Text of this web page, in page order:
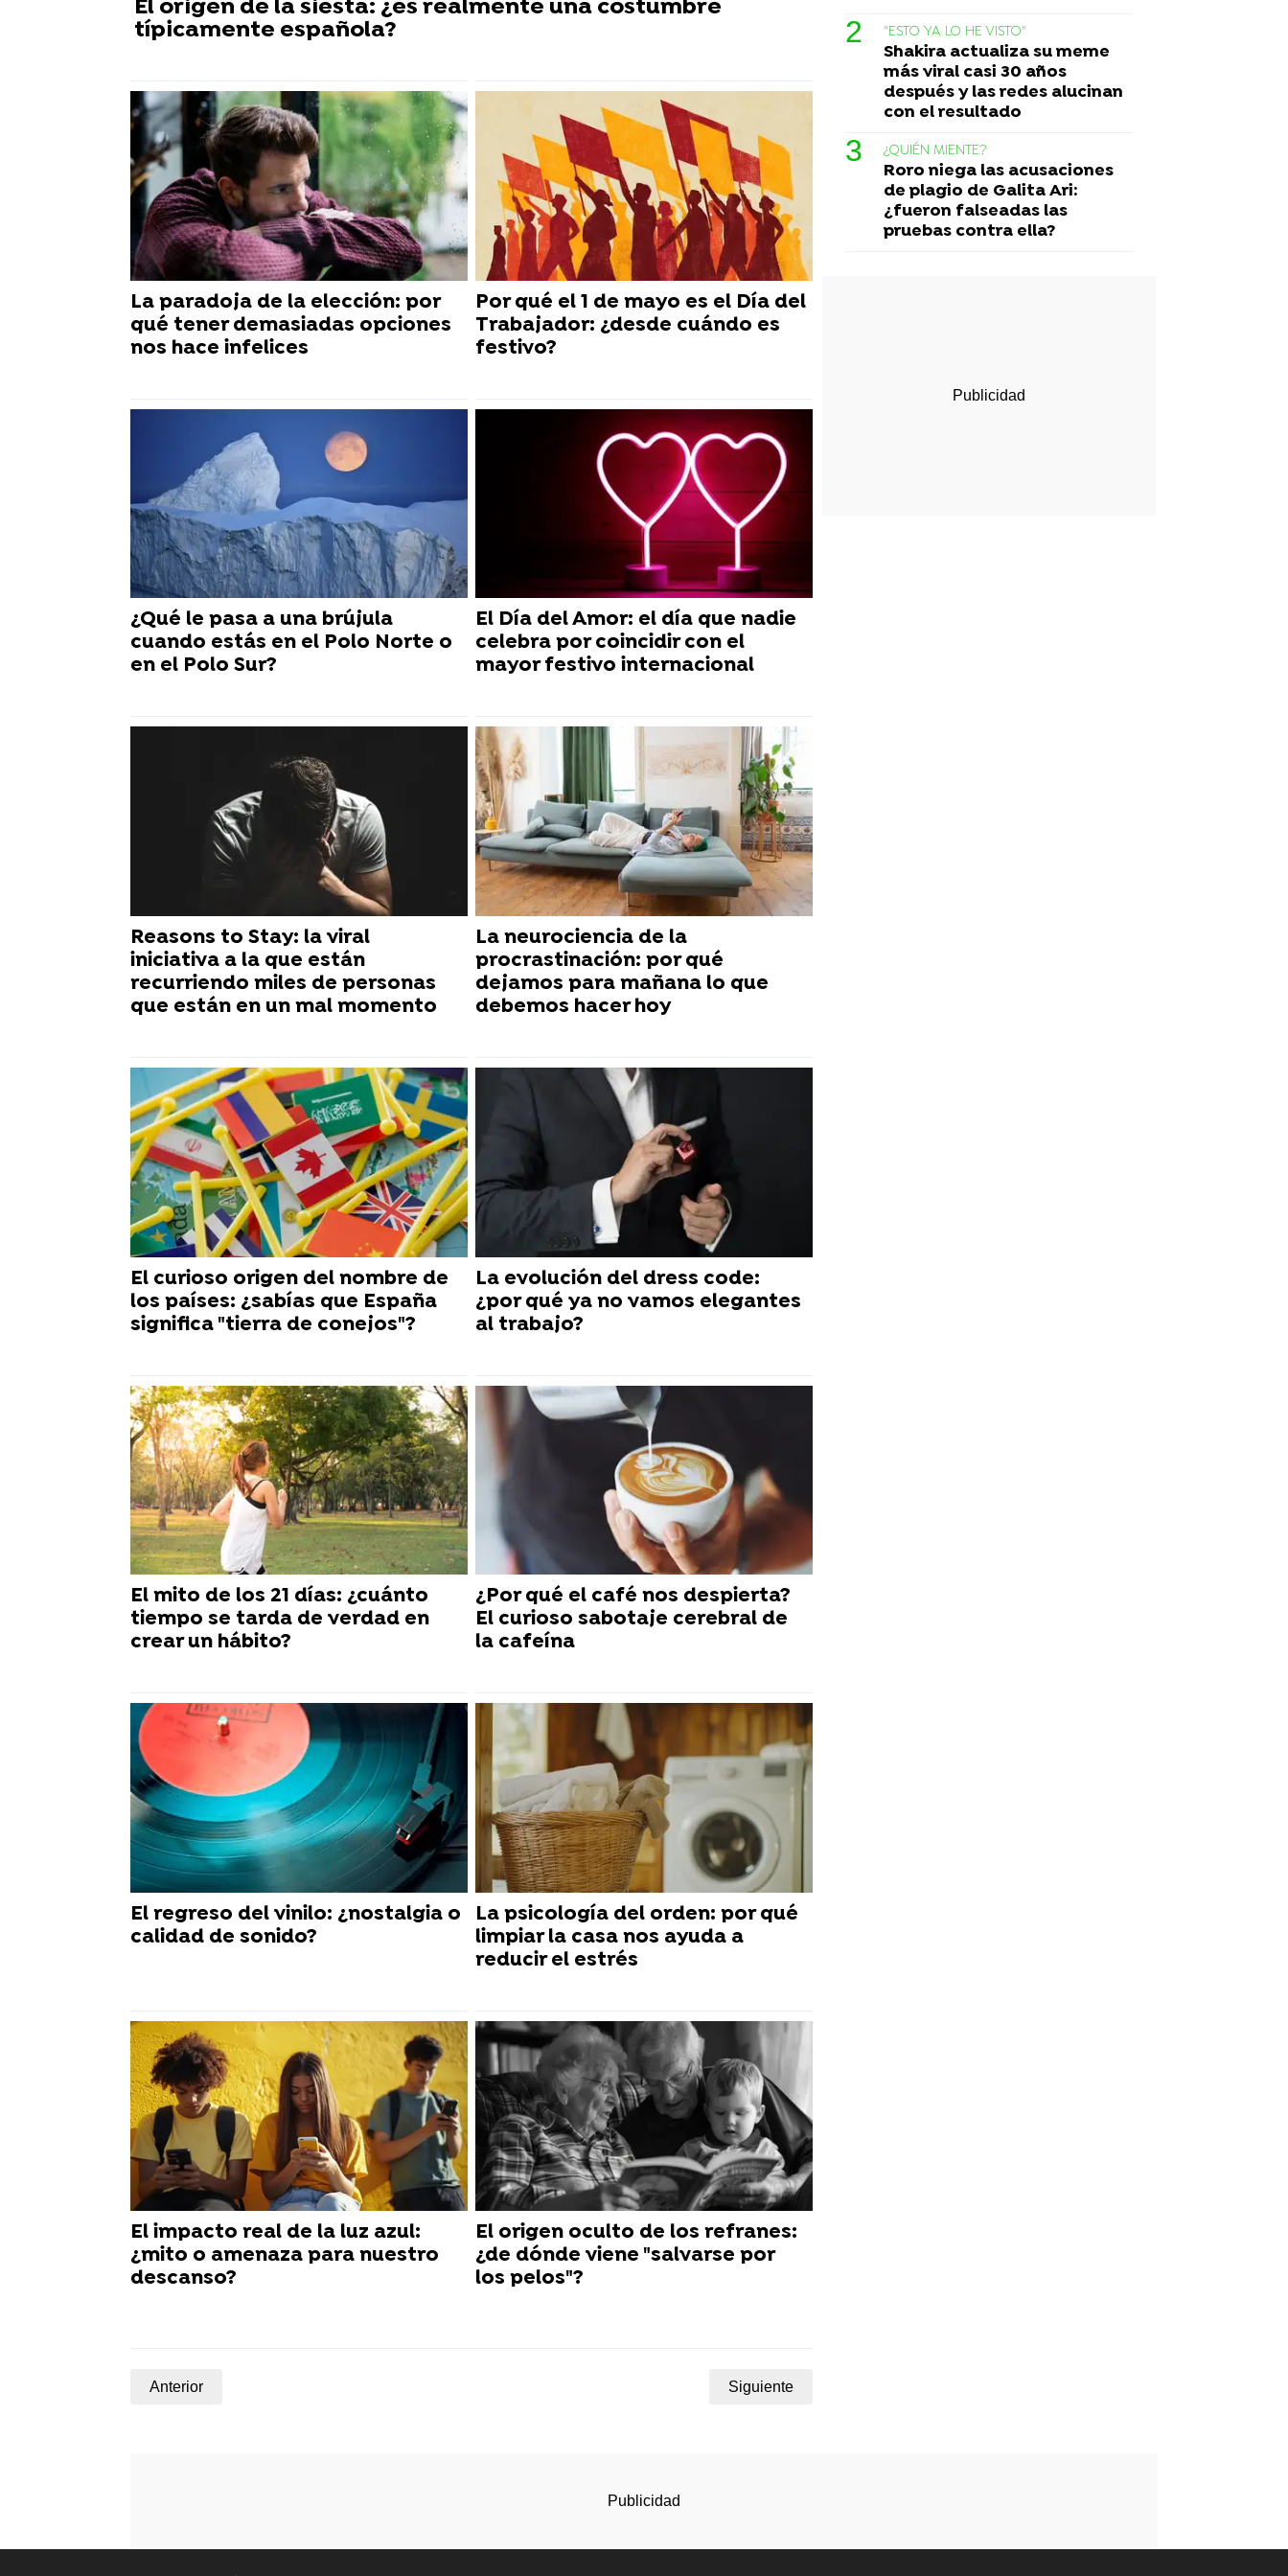
El origen de la siesta: ¿es realmente una costumbre
típicamente española?
La paradoja de la elección: por
qué tener demasiadas opciones
nos hace infelices
Por qué el 1 de mayo es el Día del
Trabajador: ¿desde cuándo es
festivo?
¿Qué le pasa a una brújula
cuando estás en el Polo Norte o
en el Polo Sur?
El Día del Amor: el día que nadie
celebra por coincidir con el
mayor festivo internacional
Reasons to Stay: la viral
iniciativa a la que están
recurriendo miles de personas
que están en un mal momento
La neurociencia de la
procrastinación: por qué
dejamos para mañana lo que
debemos hacer hoy
El curioso origen del nombre de
los países: ¿sabías que España
significa "tierra de conejos"?
La evolución del dress code:
¿por qué ya no vamos elegantes
al trabajo?
El mito de los 21 días: ¿cuánto
tiempo se tarda de verdad en
crear un hábito?
¿Por qué el café nos despierta?
El curioso sabotaje cerebral de
la cafeína
El regreso del vinilo: ¿nostalgia o
calidad de sonido?
La psicología del orden: por qué
limpiar la casa nos ayuda a
reducir el estrés
El impacto real de la luz azul:
¿mito o amenaza para nuestro
descanso?
El origen oculto de los refranes:
¿de dónde viene "salvarse por
los pelos"?
Anterior Siguiente
"ESTO YA LO HE VISTO"
Shakira actualiza su meme
más viral casi 30 años
después y las redes alucinan
con el resultado
¿QUIÉN MIENTE?
Roro niega las acusaciones
de plagio de Galita Ari:
¿fueron falseadas las
pruebas contra ella?